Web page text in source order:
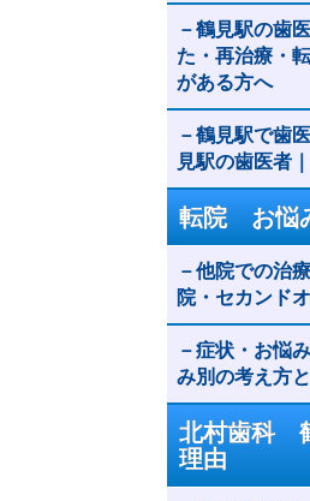
鶴見駅の歯
た・再治療・
がある方へ
鶴見駅で歯
見駅の歯医者
転院 お悩
他院での治
院・セカンド
症状・お悩
み別の考え方
北村歯科
理由